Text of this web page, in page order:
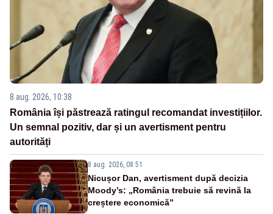
8 aug. 2026, 10:38
România își păstrează ratingul recomandat investițiilor.
Un semnal pozitiv, dar și un avertisment pentru
autorități
8 aug. 2026, 08:51
Nicușor Dan, avertisment după decizia
Moody’s: „România trebuie să revină la
creștere economică”